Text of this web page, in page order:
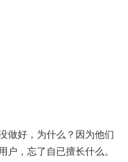
做好，为什么？因为他们
户，忘了自已擅长什么。